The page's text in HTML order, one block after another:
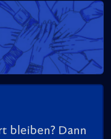
bleiben? Dann